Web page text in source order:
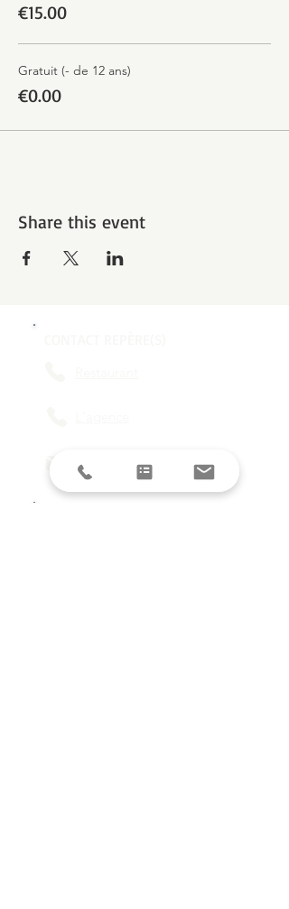
€15.00
Gratuit (- de 12 ans)
€0.00
Share this event
contact@reperes-lyon.fr